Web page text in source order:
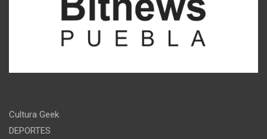
Cultura Geek
DEPORTES